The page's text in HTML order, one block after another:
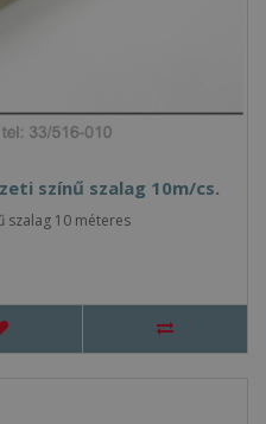
színű szalag 10m/cs.
szalag 10 méteres